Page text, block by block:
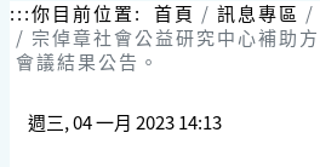
跳
主
:::你目前位置: 首頁 訊息專區
宗倬章社會公益研究中心補助
會議結果公告。
週三, 04 一月 2023 14:13